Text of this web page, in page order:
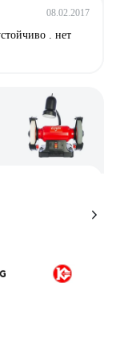
08.02.2017
. нет
П